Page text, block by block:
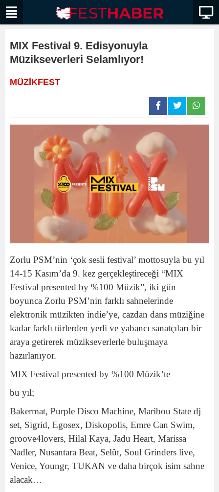
MIX Festival 9. Edisyonuyla
Müzikseverleri Selamlıyor!
MÜZİKFEST
Zorlu PSM’nin ‘çok sesli festival’ mottosuyla bu yıl
14-15 Kasım’da 9. kez gerçekleştireceği “MIX
Festival presented by %100 Müzik”, iki gün
boyunca Zorlu PSM’nin farklı sahnelerinde
elektronik müzikten indie’ye, cazdan dans müziğine
kadar farklı türlerden yerli ve yabancı sanatçıları bir
araya getirerek müzikseverlerle buluşmaya
hazırlanıyor.
MIX Festival presented by %100 Müzik’te
bu yıl;
Bakermat, Purple Disco Machine, Maribou State dj
set, Sigrid, Egosex, Diskopolis, Emre Can Swim,
groove4lovers, Hilal Kaya, Jadu Heart, Marissa
Nadler, Nusantara Beat, Selût, Soul Grinders live,
Venice, Youngr, TUKAN ve daha birçok isim sahne
alacak…